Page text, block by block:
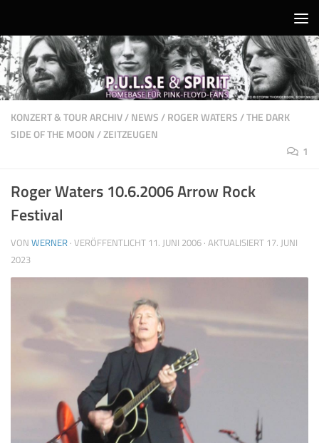
KONZERT & TOUR ARCHIV/NEWS/ROGER WATERS/THE DARK
SIDE OF THE MOON/ZEITZEUGEN
1
Roger Waters 10.6.2006 Arrow Rock
Festival
VON WERNER · VERÖFFENTLICHT 11. JUNI 2006 · AKTUALISIERT 17. JUNI
2023